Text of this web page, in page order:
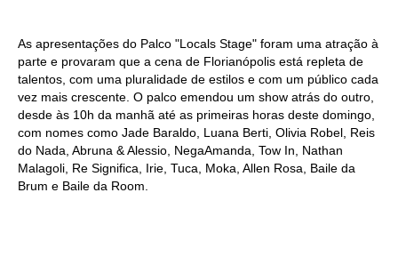
As apresentações do Palco "Locals Stage" foram uma atração à
parte e provaram que a cena de Florianópolis está repleta de
talentos, com uma pluralidade de estilos e com um público cada
vez mais crescente. O palco emendou um show atrás do outro,
desde às 10h da manhã até as primeiras horas deste domingo,
com nomes como Jade Baraldo, Luana Berti, Olivia Robel, Reis
do Nada, Abruna & Alessio, NegaAmanda, Tow In, Nathan
Malagoli, Re Significa, Irie, Tuca, Moka, Allen Rosa, Baile da
Brum e Baile da Room.